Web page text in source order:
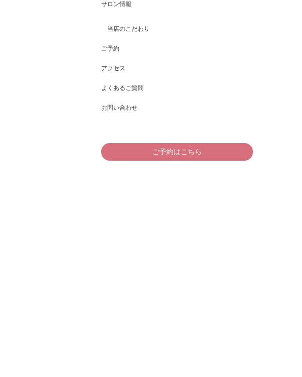
サロン情報
当店のこだわり
ご予約
アクセス
よくあるご質問
お問い合わせ
ご予約はこちら